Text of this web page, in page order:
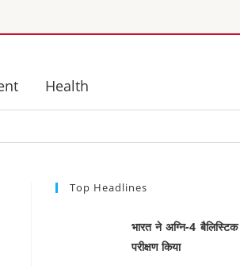
Health
Top Headlines
भारत ने अग्नि-4
परीक्षण किया